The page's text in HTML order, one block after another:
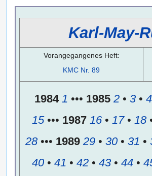
Karl-May-
Vorangegangenes Heft:
KMC Nr. 89
1984 1 ••• 1985 2• 3• 4
15••• 1987 16• 17• 18
28••• 1989 29• 30• 31 •
40• 41 • 42• 43• 44•